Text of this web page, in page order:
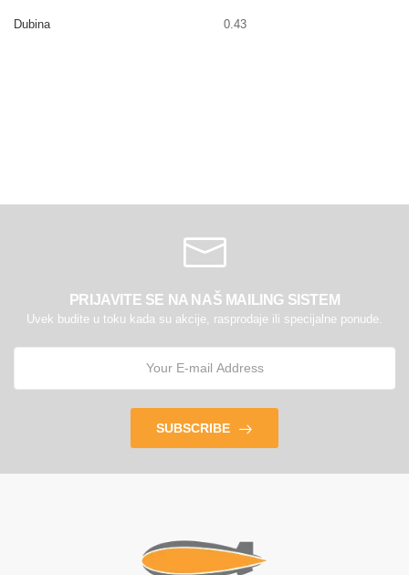
Dubina 0.43
PRIJAVITE SE NA NAŠ MAILING SISTEM
Uvek budite u toku kada su akcije, rasprodaje ili specijalne ponude.
SUBSCRIBE